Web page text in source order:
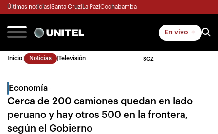
Últimas noticias Santa Cruz La Paz Cochabamba
En vivo
Inicio Noticias Televisión SCZ
Economía
Cerca de 200 camiones quedan en lado
peruano y hay otros 500 en la frontera,
según el Gobierno